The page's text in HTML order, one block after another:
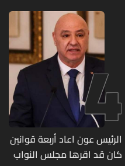
وقع ضحيّة أعماله؟
4
الرئيس عون اعاد أربعة قوانين
كان قد اقرها مجلس النواب